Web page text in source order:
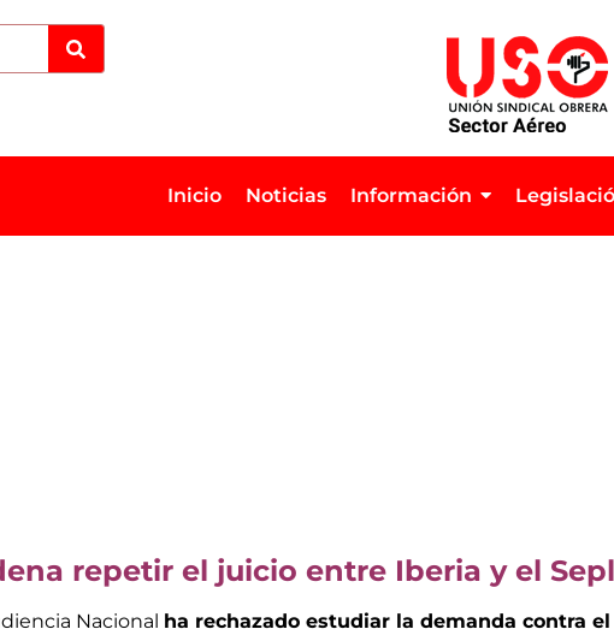
Inicio Noticias Información
repetir el juicio entre Iberia y el
Nacional ha rechazado estudiar la demanda contra